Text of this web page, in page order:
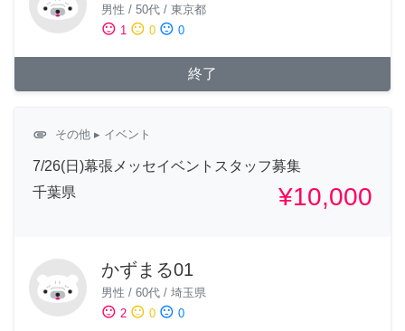
男性 / 50代 / 東京都
sentiment_satisfied 1 sentiment_neutral 0 sentiment_dissatisfied 0
終了
attachment その他 ▸ イベント
7/26(日)幕張メッセイベントスタッフ募集
千葉県
¥10,000
かずまる01
男性 / 60代 / 埼玉県
sentiment_satisfied 2 sentiment_neutral 0 sentiment_dissatisfied 0